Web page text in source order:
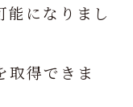
能になりまし
取得できま